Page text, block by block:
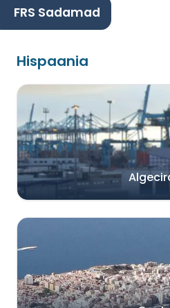
FRS Sadamad
Hispaania